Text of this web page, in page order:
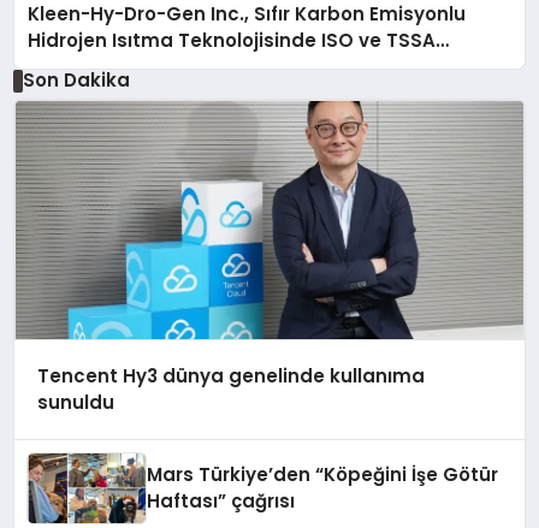
Kleen-Hy-Dro-Gen Inc., Sıfır Karbon Emisyonlu
Hidrojen Isıtma Teknolojisinde ISO ve TSSA
Düzenleyici Onaylarını Aldı
Son Dakika
Tencent Hy3 dünya genelinde kullanıma
sunuldu
Mars Türkiye’den “Köpeğini İşe Götür
Haftası” çağrısı